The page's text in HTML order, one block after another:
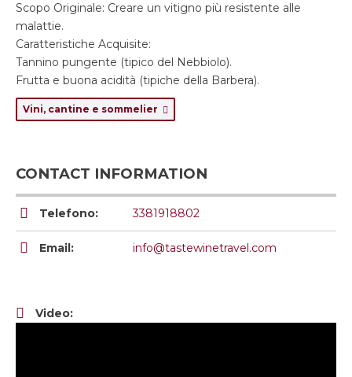
Scopo Originale: Creare un vitigno più resistente alle
malattie.
Caratteristiche Acquisite:
Tannino pungente (tipico del Nebbiolo).
Frutta e buona acidità (tipiche della Barbera).
Vini, cantine e sommelier
CONTACT INFORMATION
Telefono: 3381918802
Email: info@tastewinetravel.com
Video: